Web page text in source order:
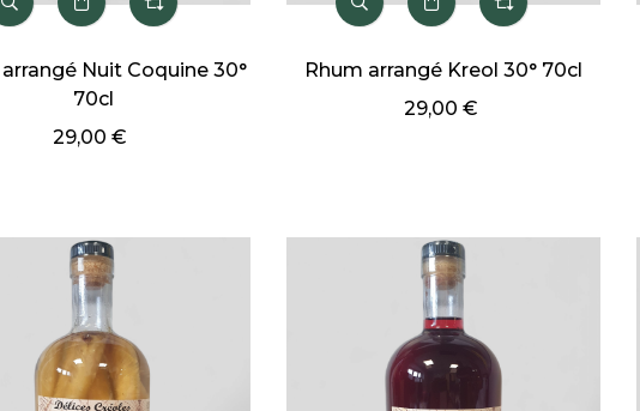
Nuit Coquine 30°
70cl
29,00 €
Rhum arrangé Kreol 30° 70cl
29,00 €